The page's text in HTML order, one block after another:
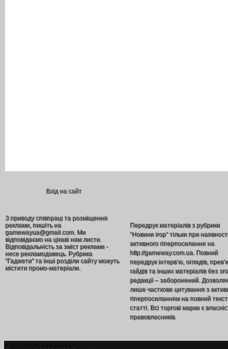
Вхід на сайт
З приводу співпраці та розміщення
реклами, пишіть на
gamewayua@gmail.com. Ми
відповідаємо на цікаві нам листи.
Відповідальність за зміст реклами -
несе рекламодавець. Рубрика
"Гаджети" та інші розділи сайту можуть
містити промо-матеріали.
Передрук матеріалів з рубрики
“Новини ігор” тільки при
активного гіперпосилання на
http://gameway.com.ua. Повний
передрук інтерв’ю, оглядів,
гайдів та інших матеріалів без
редакції – заборонений.
лише часткове цитування з
гіперпосиланням на повний текст
статті. Всі торгові марки є
правовласників.